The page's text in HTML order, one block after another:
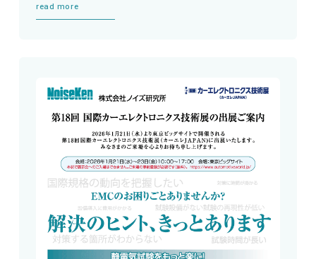
RF関連製品・試験システム
EMCソリューションセンター
修理・校正
お問い合わせ
read more